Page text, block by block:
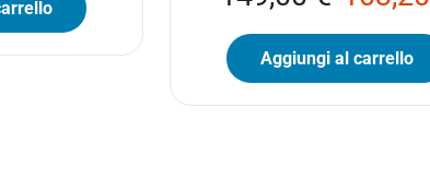
Aggiungi al carrello